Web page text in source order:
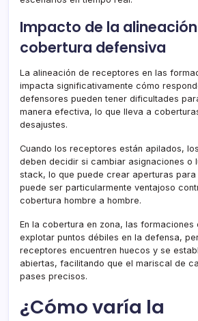
Impacto de la
cobertura defensiva
La alineación de receptores en las
impacta significativamente cómo
defensores pueden tener dificultades
manera efectiva, lo que lleva a
desajustes.
Cuando los receptores están apilados,
deben decidir si cambiar asignaciones o
stack, lo que puede crear aperturas para
puede ser particularmente ventajoso
cobertura hombre a hombre.
En la cobertura en zona, las formaciones
explotar puntos débiles en la defensa,
receptores encuentren huecos y se
abiertas, facilitando que el mariscal de
pases precisos.
¿Cómo varía la